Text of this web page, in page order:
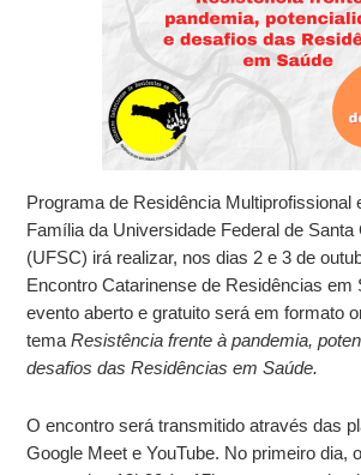
Programa de Residência Multiprofissional
Família da Universidade Federal de Santa
(UFSC) irá realizar, nos dias 2 e 3 de
Encontro Catarinense de Residências em
evento aberto e gratuito será em formato
temaResistência frente à pandemia,
desafios das Residências em Saúde.
O encontro será transmitido através das
Google Meet e YouTube. No primeiro dia,